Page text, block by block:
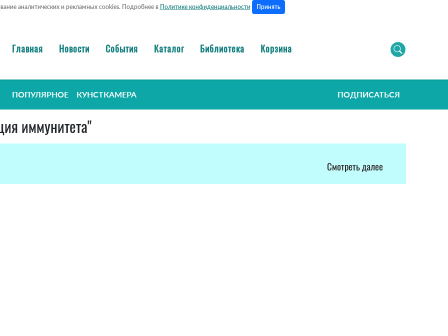
аналитических и рекламных cookies. Подробнее в Политике конфиденциальности Принять
Главная Новости События Каталог Библиотека Корзина
ПОПУЛЯРНОЕ КУНСТКАМЕРА ПОДПИСАТЬСЯ
иммунитета"
Смотреть далее